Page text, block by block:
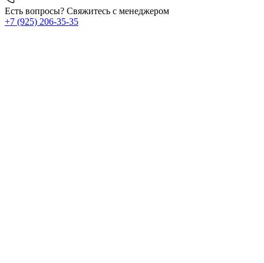
Есть вопросы? Свяжитесь с менеджером
+7 (925) 206‑35‑35